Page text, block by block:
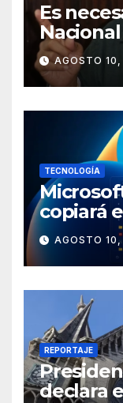
Es
normas
AGOSTO
TECNOLOGÍA
copiará
iPhone
una
AGOSTO
REPORTAJE
declara